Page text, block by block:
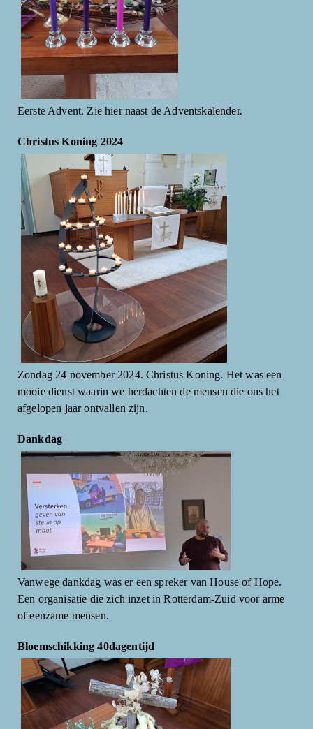
Eerste Advent. Zie hier naast de Adventskalender.
Christus Koning 2024
Zondag 24 november 2024. Christus Koning. Het was een
mooie dienst waarin we herdachten de mensen die ons het
afgelopen jaar ontvallen zijn.
Dankdag
Vanwege dankdag was er een spreker van House of Hope.
Een organisatie die zich inzet in Rotterdam-Zuid voor arme
of eenzame mensen.
Bloemschikking 40dagentijd